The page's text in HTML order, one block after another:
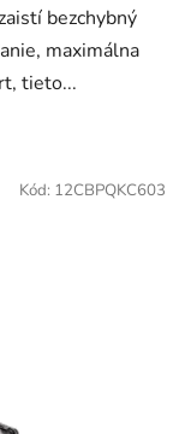
bezchybný
maximálna
tieto...
Kód: 12CBPQKC603